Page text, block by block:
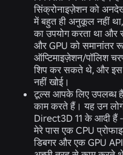
सिंक्रोनाइज़ेशन को
में बहुत ही अनुकूल नहीं
का उपयोग करता था
और GPU को समानांतर
ऑप्टिमाइज़ेशन/पॉलिश
शिप कर सकते थे, और इस
नहीं खोई।
टूल्स आपके लिए उपलब्ध
काम करते हैं। यह उन
Direct3D 11 के आदी हैं -
मेरे पास एक CPU
डिबगर और एक GPU